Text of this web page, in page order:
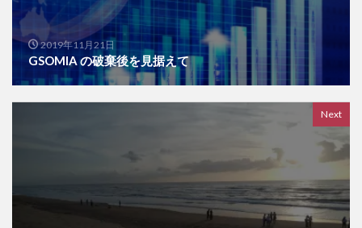
2019年11月21日
GSOMIA の破棄後を見据えて
Next